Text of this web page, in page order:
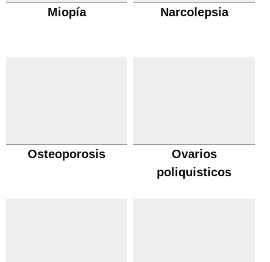
Miopía Narcolepsia
Osteoporosis
Ovarios
poliquisticos